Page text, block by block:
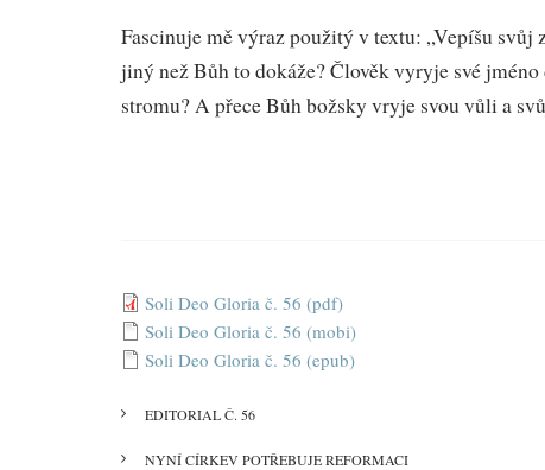
Gloria
č.
Fascinuje mě výraz použitý v textu: „Vepíšu svůj
jiný než Bůh to dokáže? Člověk vyryje své
stromu? A přece Bůh božsky vryje svou vůli a
Soli Deo Gloria č. 56 (pdf)
Soli Deo Gloria č. 56 (mobi)
Soli Deo Gloria č. 56 (epub)
EDITORIAL Č. 56
NYNÍ CÍRKEV POTŘEBUJE REFORMACI